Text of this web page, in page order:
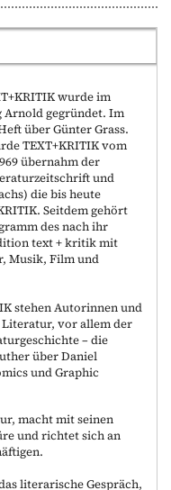
wurde im
Arnold gegründet. Im
über Günter Grass.
TEXT+KRITIK vom
übernahm der
und
die bis heute
Seitdem gehört
des nach ihr
text + kritik mit
Musik, Film und
stehen Autorinnen und
vor allem der
– die
über Daniel
und Graphic
macht mit seinen
und richtet sich an
literarische Gespräch,